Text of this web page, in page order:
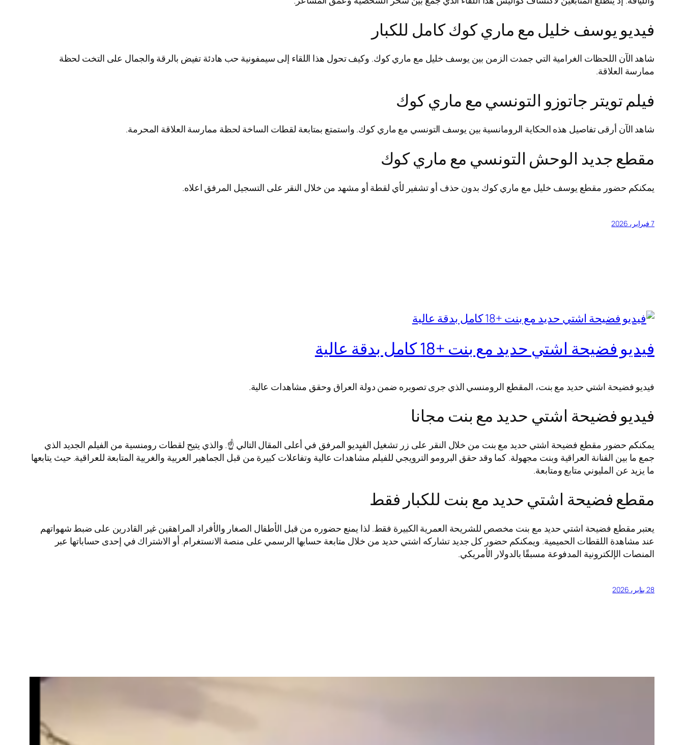
فيديو يوسف خليل مع ماري كوك كامل للكبار
شاهد الآن اللحظات الغرامية التي جمدت الزمن بين يوسف خليل مع ماري كوك. وكيف تحول هذا اللقاء إلى سيمفونية حب هادئة تفيض بالرقة والجمال على التخت لحظة
ممارسة العلاقة.
فيلم تويتر جاتوزو التونسي مع ماري كوك
شاهد الآن أرقى تفاصيل هذه الحكاية الرومانسية بين يوسف التونسي مع ماري كوك. واستمتع بمتابعة لقطات الساخة لحظة ممارسة العلاقة المحرمة.
مقطع جديد الوحش التونسي مع ماري كوك
يمكنكم حضور مقطع يوسف خليل مع ماري كوك بدون حذف أو تشفير لأي لقطة أو مشهد من خلال النقر على التسجيل المرفق اعلاه.
7 فبراير، 2026
فيديو فضيحة اشتي حديد مع بنت +18 كامل بدقة عالية
فيديو فضيحة اشتي حديد مع بنت، المقطع الرومنسي الذي جرى تصويره ضمن دولة العراق وحقق مشاهدات عالية.
فيديو فضيحة اشتي حديد مع بنت مجانا
يمكنكم حضور مقطع فضيحة اشتي حديد مع بنت من خلال النقر على زر تشغيل الفيِديو المرفق في أعلى المقال التالي ☝️. والذي يتيح لقطات رومنسية من الفيلم الجديد الذي
جمع ما بين الفنانة العراقية وبنت مجهولة. كما وقد حقق البرومو الترويجي للفيلم مشاهدات عالية وتفاعلات كبيرة من قبل الجماهير العربية والغربية المتابعة للعراقية. حيث يتابعها
ما يزيد عن المليوني متابع ومتابعة.
مقطع فضيحة اشتي حديد مع بنت للكبار فقط
يعتبر مقطع فضيحة اشتي حديد مع بنت مخصص للشريحة العمرية الكبيرة فقط. لذا يمنع حضوره من قبل الأطفال الصغار والأفراد المراهقين غير القادرين على ضبط شهواتهم
عند مشاهدة اللقطات الحميمية. ويمكنكم حضور كل جديد تشاركه اشتي حديد من خلال متابعة حسابها الرسمي على منصة الانستغرام. أو الاشتراك في إحدى حساباتها عبر
المنصات الإلكترونية المدفوعة مسبقًا بالدولار الأمريكي.
28 يناير، 2026